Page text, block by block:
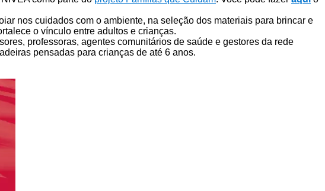
nos cuidados com o ambiente, na seleção dos materiais para brincar e
o vínculo entre adultos e crianças.
professoras, agentes comunitários de saúde e gestores da rede
pensadas para crianças de até 6 anos.